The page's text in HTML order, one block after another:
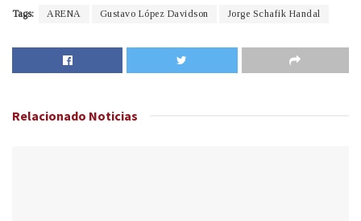
Tags: ARENA Gustavo López Davidson Jorge Schafik Handal
Relacionado Noticias